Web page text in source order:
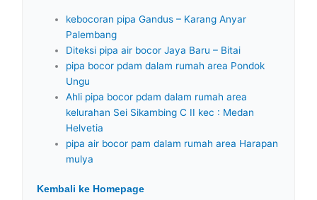
kebocoran pipa Gandus – Karang Anyar
Palembang
Diteksi pipa air bocor Jaya Baru – Bitai
pipa bocor pdam dalam rumah area Pondok
Ungu
Ahli pipa bocor pdam dalam rumah area
kelurahan Sei Sikambing C II kec : Medan
Helvetia
pipa air bocor pam dalam rumah area Harapan
mulya
Kembali ke Homepage